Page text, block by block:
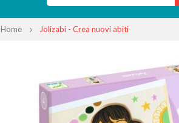
Home Jolizabi - Crea nuovi abiti